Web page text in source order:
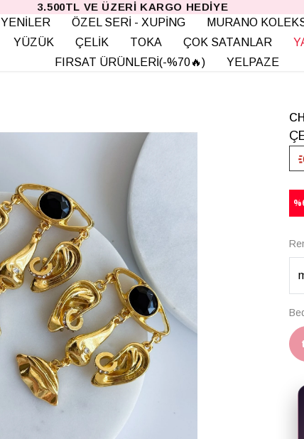
3.500TL VE ÜZERI KARGO HEDIYE
YENİLER ÖZEL SERİ - XUPİNG MURANO
YÜZÜK ÇELİK TOKA ÇOK SATANLAR
FIRSAT ÜRÜNLERİ(-%70🔥)
YELPAZE
%